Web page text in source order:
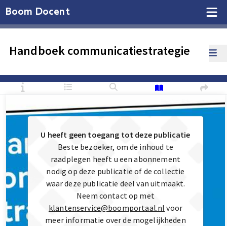
Boom Docent
Handboek communicatiestrategie
U heeft geen toegang tot deze publicatie
Beste bezoeker, om de inhoud te
raadplegen heeft u een abonnement
nodig op deze publicatie of de collectie
waar deze publicatie deel van uitmaakt.
Neem contact op met
klantenservice@boomportaal.nl voor
meer informatie over de mogelijkheden